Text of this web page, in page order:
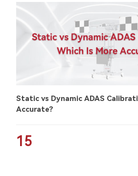
Static vs Dynamic ADAS
Accurate?
15